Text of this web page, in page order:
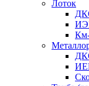
Лоток